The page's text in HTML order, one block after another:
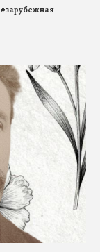
#зарубежная